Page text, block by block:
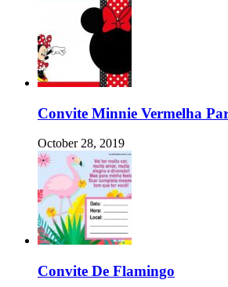
Convite Minnie Vermelha
October 28, 2019
Convite De Flamingo